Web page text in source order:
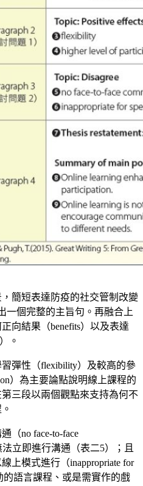
簡短表達防疫的社交管制改變
一個完整的主旨句。再融合上
向結果（benefits）以及表達
。
彈性（flexibility）及較高的參
）為主要論點說明線上課程的
三段以兩個觀點來支持為何不
（no face-to-face
法立即進行溝通（表二5）；且
上模式進行（inappropriate for
的語言課程、或是需實作的戲